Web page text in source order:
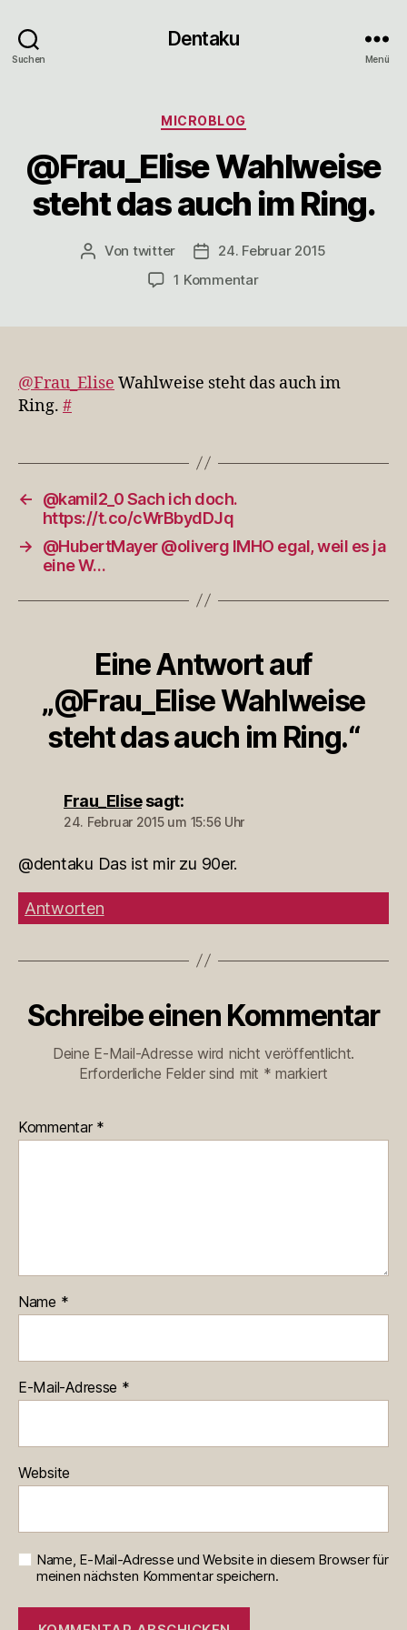
Suchen
Dentaku
Menü
Kategorien
MICROBLOG
@Frau_Elise Wahlweise
steht das auch im Ring.
Beitragsautor
Von twitter Veröffentlichungsdatum
24. Februar 2015
1 Kommentarzu
auch
@Frau_Elise Wahlweise steht das auch im
Ring. #
←
@kamil2_0 Sach ich doch.
https://t.co/cWrBbydDJq
→
@HubertMayer @oliverg IMHO egal, weil es ja
eine W…
Eine Antwort auf
„@Frau_Elise Wahlweise
steht das auch im Ring.“
Frau_Elise sagt:
24. Februar 2015 um 15:56 Uhr
@dentaku Das ist mir zu 90er.
Antworten
Schreibe einen Kommentar
Deine E-Mail-Adresse wird nicht veröffentlicht.
Erforderliche Felder sind mit * markiert
Kommentar *
Name *
E-Mail-Adresse *
Website
Name, E-Mail-Adresse und Website in diesem Browser für
meinen nächsten Kommentar speichern.